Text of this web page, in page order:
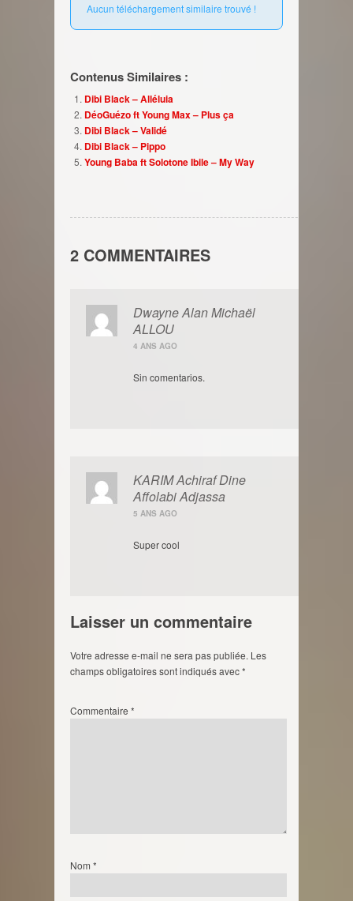
Aucun téléchargement similaire trouvé !
Contenus Similaires :
Dibi Black – Alléluia
DéoGuézo ft Young Max – Plus ça
Dibi Black – Validé
Dibi Black – Pippo
Young Baba ft Solotone Ibile – My Way
2 COMMENTAIRES
Dwayne Alan Michaël
ALLOU
4 ANS AGO
Sin comentarios.
KARIM Achiraf Dine
Affolabi Adjassa
5 ANS AGO
Super cool
Laisser un commentaire
Votre adresse e-mail ne sera pas publiée. Les
champs obligatoires sont indiqués avec*
Commentaire *
Nom *